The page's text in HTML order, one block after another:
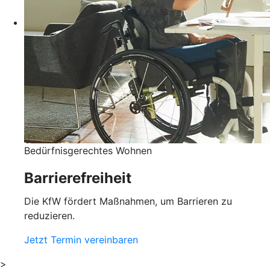
Bedürfnisgerechtes Wohnen
Barrierefreiheit
Die KfW fördert Maßnahmen, um Barrieren zu
reduzieren.
Jetzt Termin vereinbaren
>